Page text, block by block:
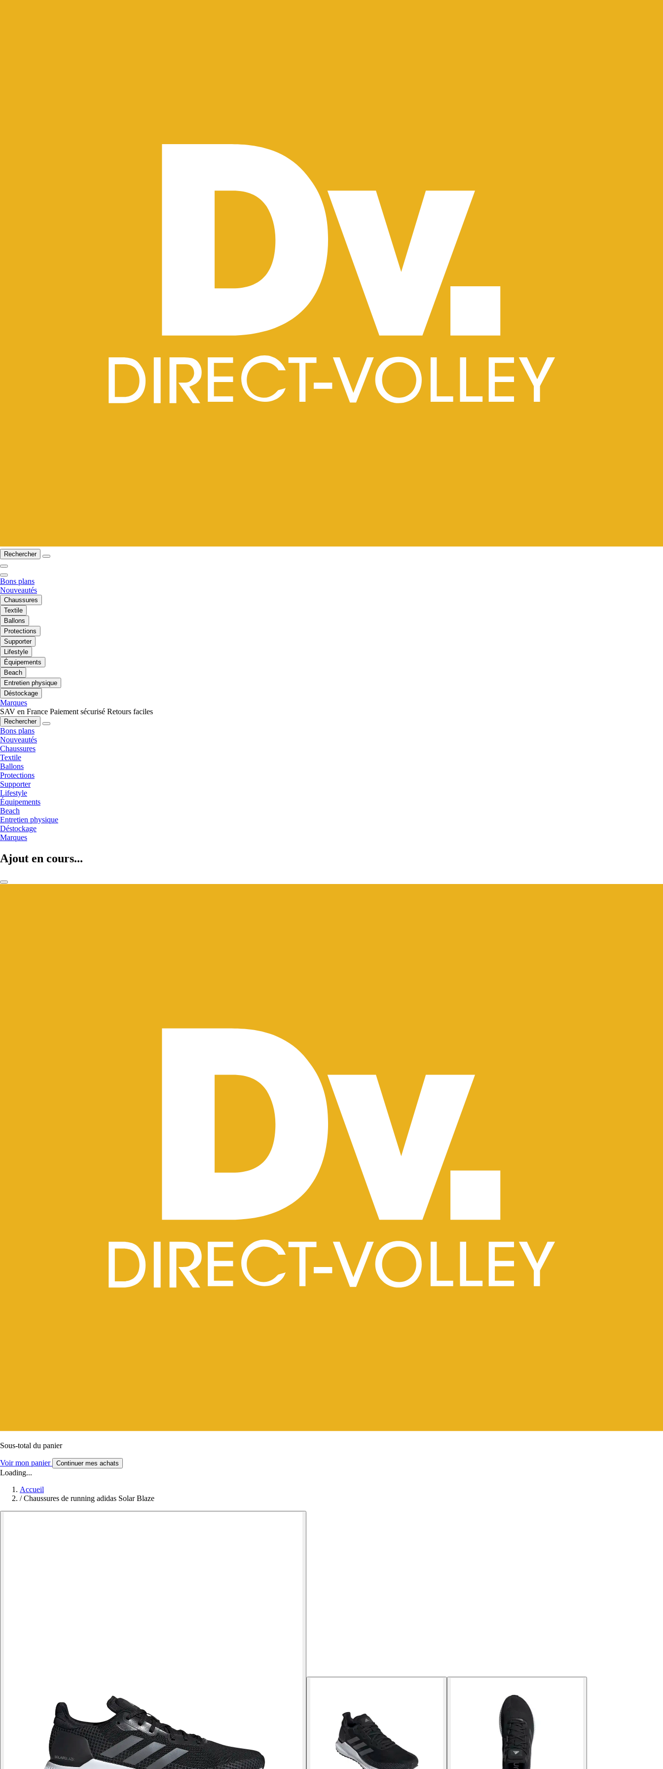
Rechercher
Bons plans
Nouveautés
Chaussures
Textile
Ballons
Protections
Supporter
Lifestyle
Équipements
Beach
Entretien physique
Déstockage
Marques
SAV en France Paiement sécurisé Retours faciles
Rechercher
Bons plans
Nouveautés
Chaussures
Textile
Ballons
Protections
Supporter
Lifestyle
Équipements
Beach
Entretien physique
Déstockage
Marques
Ajout en cours...
Sous-total du panier
Voir mon panier Continuer mes achats
Loading...
Accueil
/ Chaussures de running adidas Solar Blaze